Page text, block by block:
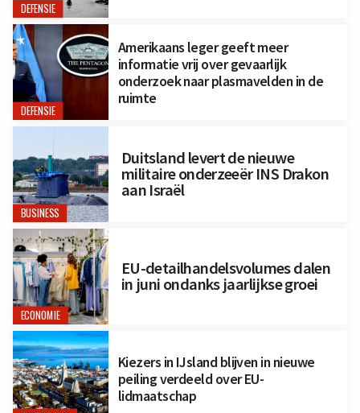
DEFENSIE
DEFENSIE
Amerikaans leger geeft meer
informatie vrij over gevaarlijk
onderzoek naar plasmavelden in de
ruimte
BUSINESS
Duitsland levert de nieuwe
militaire onderzeeër INS Drakon
aan Israël
ECONOMIE
EU-detailhandelsvolumes dalen
in juni ondanks jaarlijkse groei
Kiezers in IJsland blijven in nieuwe
peiling verdeeld over EU-
lidmaatschap